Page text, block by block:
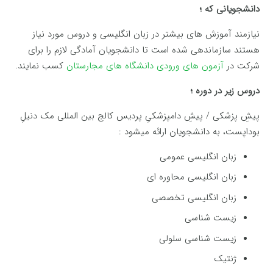
دانشجویانی که ؛
نیازمند آموزش های بیشتر در زبان انگلیسی و دروس مورد نیاز
هستند سازماندهی شده است تا دانشجویان آمادگی لازم را برای
شرکت درآزمون های ورودی دانشگاه های مجارستان کسب نمایند.
دروس زیر در دوره ؛
پیشِ پزشکی / پیشِ دامپزشکیِ پردیس کالج بین المللی مک دنیلِ
بوداپست، به دانشجویان ارائه میشود :
زبان انگلیسی عمومی
زبان انگلیسی محاوره ای
زبان انگلیسی تخصصی
زیست شناسی
زیست شناسی سلولی
ژنتیک